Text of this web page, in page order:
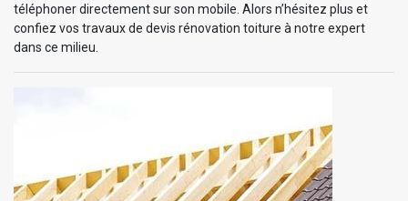
téléphoner directement sur son mobile. Alors n’hésitez plus et
confiez vos travaux de devis rénovation toiture à notre expert
dans ce milieu.